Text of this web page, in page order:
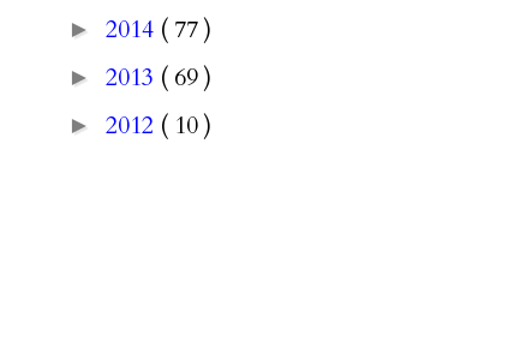
► 2014 ( 77 )
► 2013 ( 69 )
► 2012 ( 10 )